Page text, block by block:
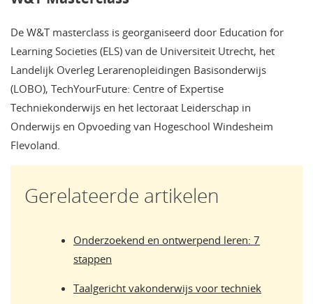
De W&T masterclass is georganiseerd door Education for
Learning Societies (ELS) van de Universiteit Utrecht, het
Landelijk Overleg Lerarenopleidingen Basisonderwijs
(LOBO), TechYourFuture: Centre of Expertise
Techniekonderwijs en het lectoraat Leiderschap in
Onderwijs en Opvoeding van Hogeschool Windesheim
Flevoland.
Gerelateerde artikelen
Onderzoekend en ontwerpend leren: 7
stappen
Taalgericht vakonderwijs voor techniek